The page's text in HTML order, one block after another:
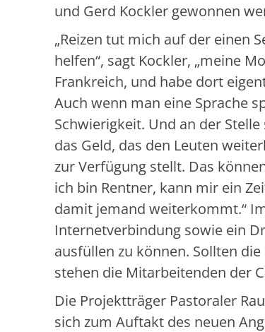
und Gerd Kockler gewonnen
„Reizen tut mich auf der einen
helfen“, sagt Kockler, „meine
Frankreich, und habe dort
Auch wenn man eine Sprache
Schwierigkeit. Und an der
das Geld, das den Leuten
zur Verfügung stellt. Das
ich bin Rentner, kann mir ein
damit jemand weiterkommt.“
Internetverbindung sowie ein
ausfüllen zu können. Sollten
stehen die Mitarbeitenden der
Die Projektträger Pastoraler
sich zum Auftakt des neuen